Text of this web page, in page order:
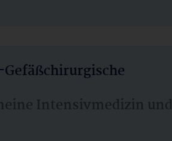
Intensivmedizin und